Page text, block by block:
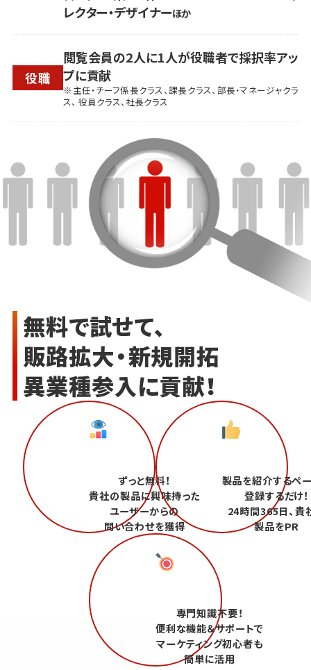
レクター・デザイナーほか
役職
閲覧会員の2人に1人が役職者で採択率アッ
プに貢献
※主任・チーフ係長クラス、課長クラス、部長・マネージャクラ
ス、 役員クラス、社長クラス
無料で試せて、
販路拡大・新規開拓
異業種参入に貢献！
ずっと無料！
貴社の製品に興味持った
ユーザーからの
問い合わせを獲得
製品を紹介するペ
登録するだけ！
24時間365日、貴
製品をPR
専門知識不要！
便利な機能＆サポートで
マーケティング初心者も
簡単に活用